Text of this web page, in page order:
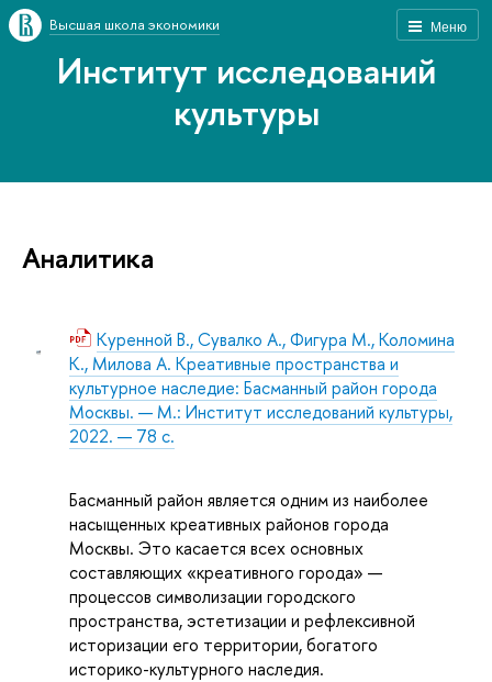
Меню
Высшая школа экономики
Институт исследований
культуры
Аналитика
Куренной В., Сувалко А., Фигура М., Коломина
К., Милова А. Креативные пространства и
культурное наследие: Басманный район города
Москвы. — М.: Институт исследований культуры,
2022. — 78 с.
Басманный район является одним из наиболее
насыщенных креативных районов города
Москвы. Это касается всех основных
составляющих «креативного города» —
процессов символизации городского
пространства, эстетизации и рефлексивной
историзации его территории, богатого
историко-культурного наследия.